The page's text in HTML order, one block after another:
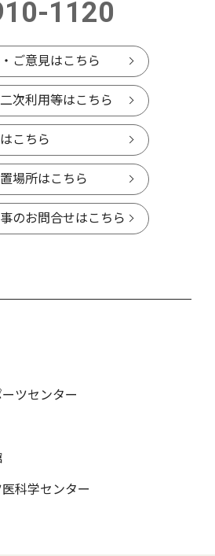
1120
ご意見はこちら
次利用等はこちら
こちら
場所はこちら
のお問合せはこちら
ツセンター
科学センター